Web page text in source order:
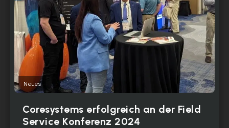
Neues
Coresystems erfolgreich an der Field
Service Konferenz 2024